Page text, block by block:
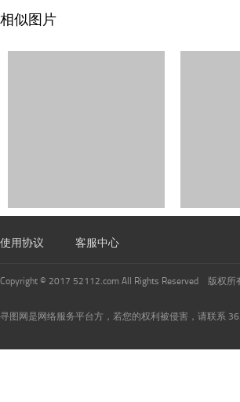
相似图片
使用协议 客服中心
Copyright © 2017 52112.com All Rights Reserved 版权所
寻图网是网络服务平台方，若您的权利被侵害，请联系